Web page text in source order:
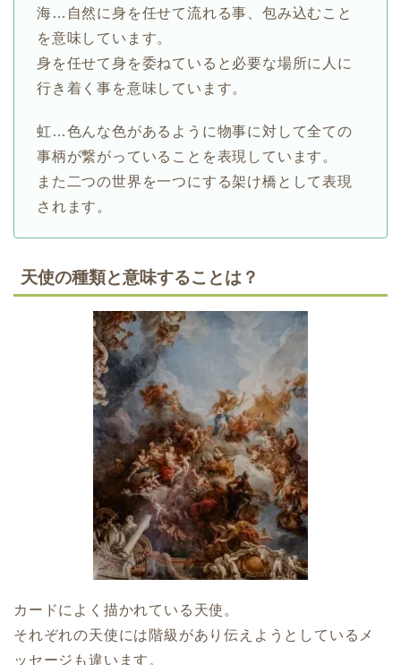
海…自然に身を任せて流れる事、包み込むこと
を意味しています。
身を任せて身を委ねていると必要な場所に人に
行き着く事を意味しています。
虹…色んな色があるように物事に対して全ての
事柄が繋がっていることを表現しています。
また二つの世界を一つにする架け橋として表現
されます。
天使の種類と意味することは？
カードによく描かれている天使。
それぞれの天使には階級があり伝えようとしているメ
ッセージも違います。